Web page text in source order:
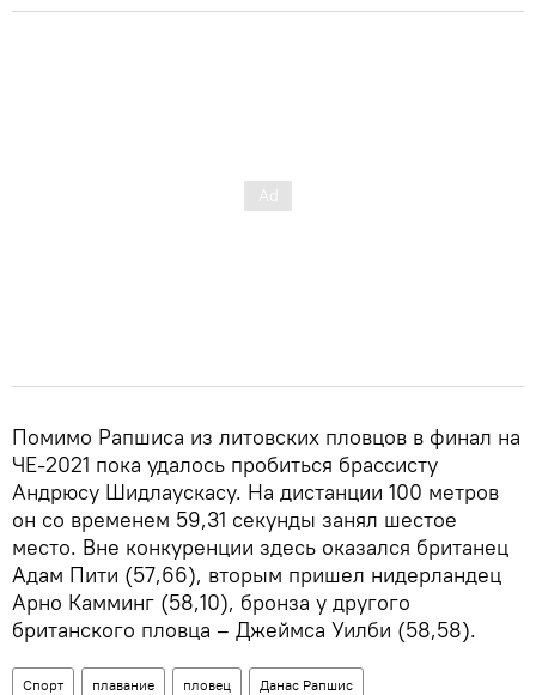
Помимо Рапшиса из литовских пловцов в финал на
ЧЕ-2021 пока удалось пробиться брассисту
Андрюсу Шидлаускасу. На дистанции 100 метров
он со временем 59,31 секунды занял шестое
место. Вне конкуренции здесь оказался британец
Адам Пити (57,66), вторым пришел нидерландец
Арно Камминг (58,10), бронза у другого
британского пловца – Джеймса Уилби (58,58).
Спорт плавание пловец Данас Рапшис